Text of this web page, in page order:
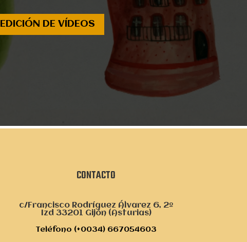
EDICIÓN DE VÍDEOS
CONTACTO
c/Francisco Rodríguez Álvarez 6, 2º
Izd 33201 Gijón (Asturias)
Teléfono (+0034) 667054603